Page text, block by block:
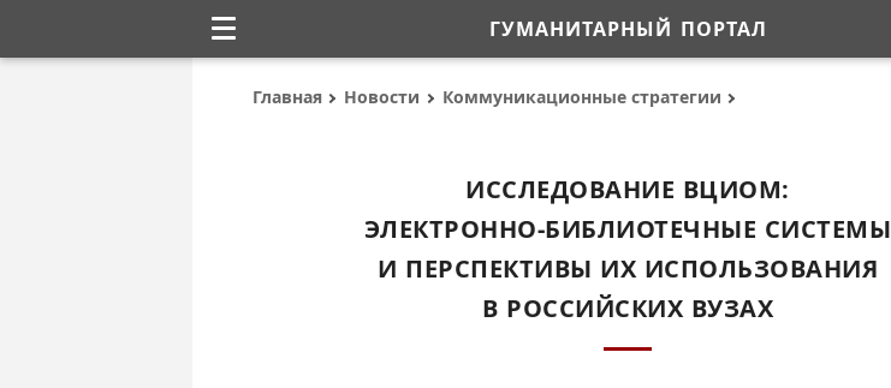
ГУМАНИТАРНЫЙ ПОРТАЛ
Главная Новости Коммуникационные стратегии
ИССЛЕДОВАНИЕ ВЦИОМ:
ЭЛЕКТРОННО-БИБЛИОТЕЧНЫЕ СИСТЕМЫ
И ПЕРСПЕКТИВЫ ИХ ИСПОЛЬЗОВАНИЯ
В РОССИЙСКИХ ВУЗАХ